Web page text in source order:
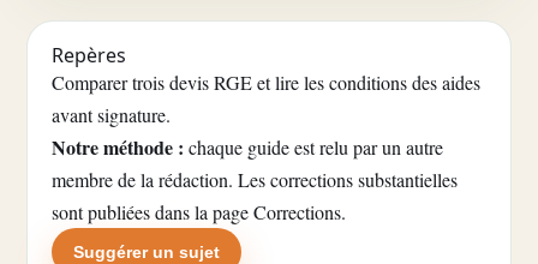
Repères
Comparer trois devis RGE et lire les conditions des aides
avant signature.
Notre méthode : chaque guide est relu par un autre
membre de la rédaction. Les corrections substantielles
sont publiées dans la page Corrections.
Suggérer un sujet